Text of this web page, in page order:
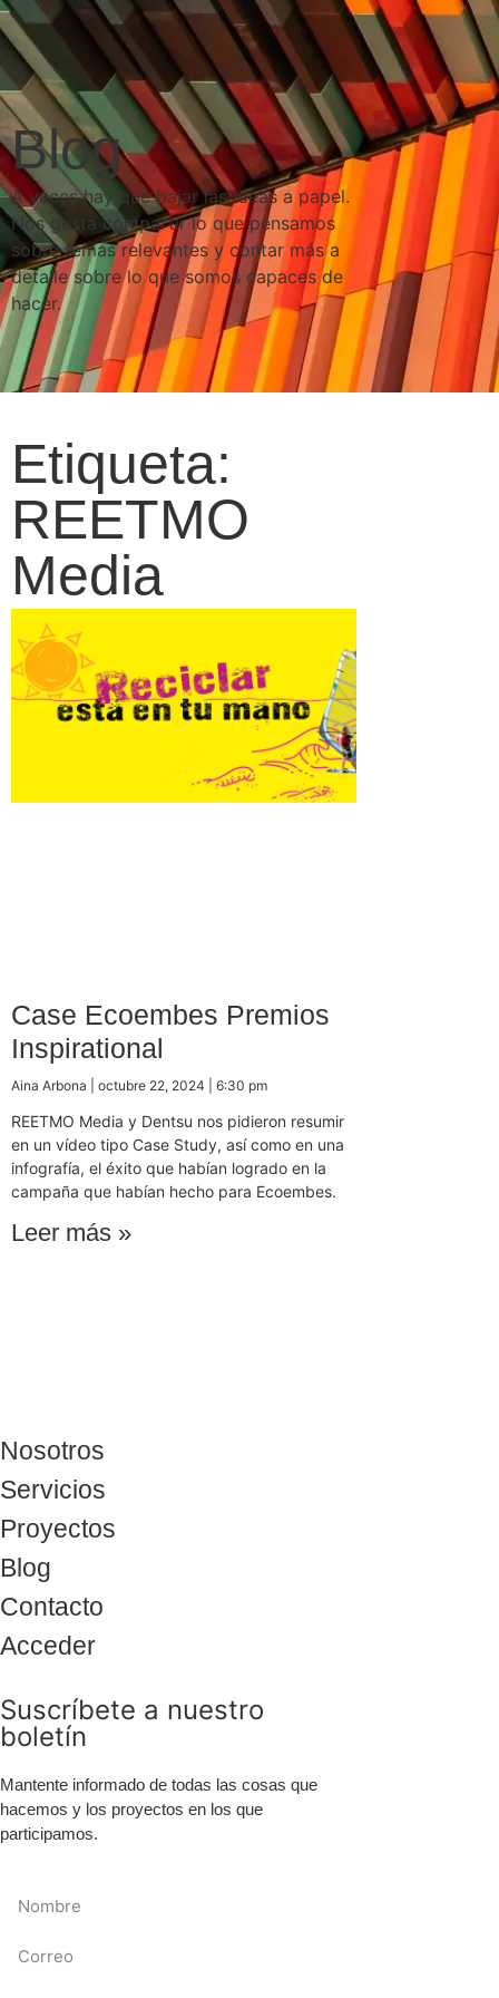
Blog
A veces hay que bajar las ideas a papel.
Nos gusta compartir lo que pensamos
sobre temas relevantes y contar más a
detalle sobre lo que somos capaces de
hacer.
Etiqueta:
REETMO
Media
Case Ecoembes Premios
Inspirational
Aina Arbona octubre 22, 2024 6:30 pm
REETMO Media y Dentsu nos pidieron resumir
en un vídeo tipo Case Study, así como en una
infografía, el éxito que habían logrado en la
campaña que habían hecho para Ecoembes.
Leer más »
Nosotros
Servicios
Proyectos
Blog
Contacto
Acceder
Suscríbete a nuestro
boletín
Mantente informado de todas las cosas que
hacemos y los proyectos en los que
participamos.